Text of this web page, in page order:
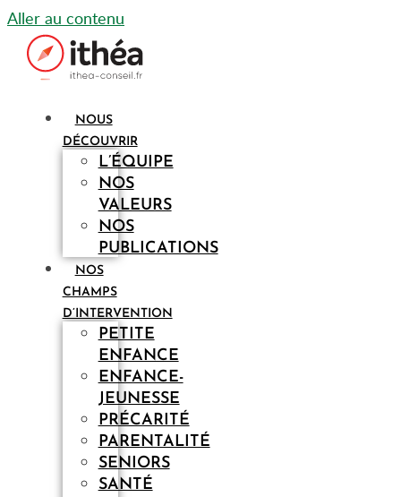
Aller au contenu
NOUS
DÉCOUVRIR
L’ÉQUIPE
NOS
VALEURS
NOS
PUBLICATIONS
NOS
CHAMPS
D’INTERVENTION
PETITE
ENFANCE
ENFANCE-
JEUNESSE
PRÉCARITÉ
PARENTALITÉ
SENIORS
SANTÉ